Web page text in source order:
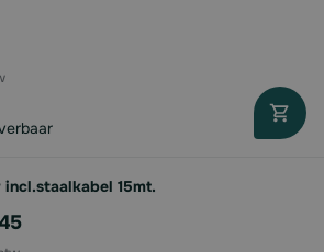
incl.staalkabel 15mt.